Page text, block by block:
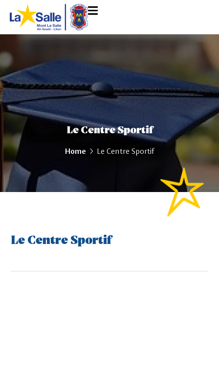
Le Centre Sportif
Home Le Centre Sportif
Le Centre Sportif